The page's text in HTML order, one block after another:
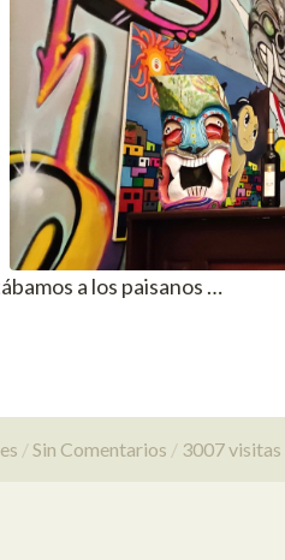
a los paisanos …
Sin Comentarios 3007 visitas